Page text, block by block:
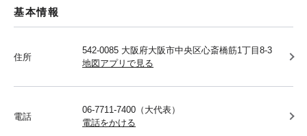
基本情報
住所
542-0085 大阪府大阪市中央区心斎橋筋1丁目8-3
地図アプリで見る
電話
06-7711-7400（大代表）
電話をかける